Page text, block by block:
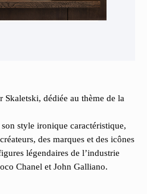
Skaletski, dédiée au thème de la
style ironique caractéristique,
des marques et des icônes
légendaires de l’industrie
Chanel et John Galliano.